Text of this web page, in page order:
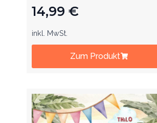
14,99 €
inkl. MwSt.
Zum Produkt